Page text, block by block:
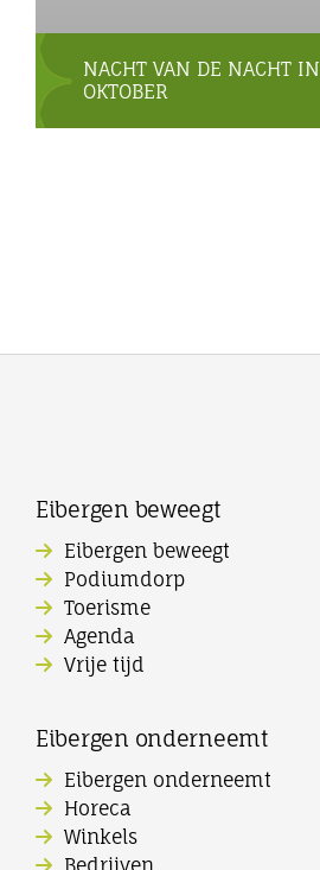
NACHT VAN DE NACHT IN
OKTOBER
Eibergen beweegt
Eibergen beweegt
Podiumdorp
Toerisme
Agenda
Vrije tijd
Eibergen onderneemt
Eibergen onderneemt
Horeca
Winkels